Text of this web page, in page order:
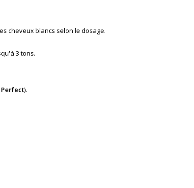
cheveux blancs selon le dosage.
3 tons.
Perfect).